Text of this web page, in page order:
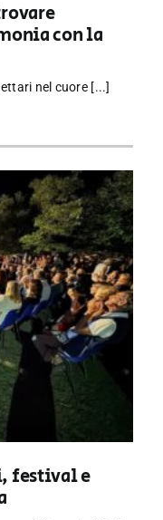
con la
nel cuore [...]
festival e